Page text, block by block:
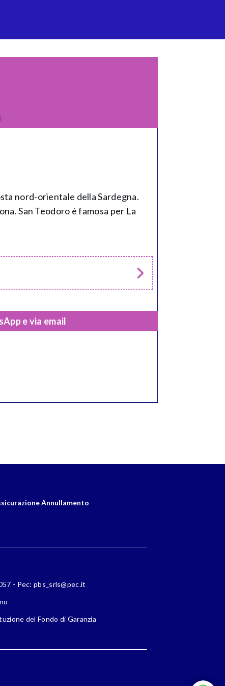
nord-orientale della Sardegna.
San Teodoro è famosa per La
e via email
Annullamento
- Pec: pbs_srls@pec.it
del Fondo di Garanzia